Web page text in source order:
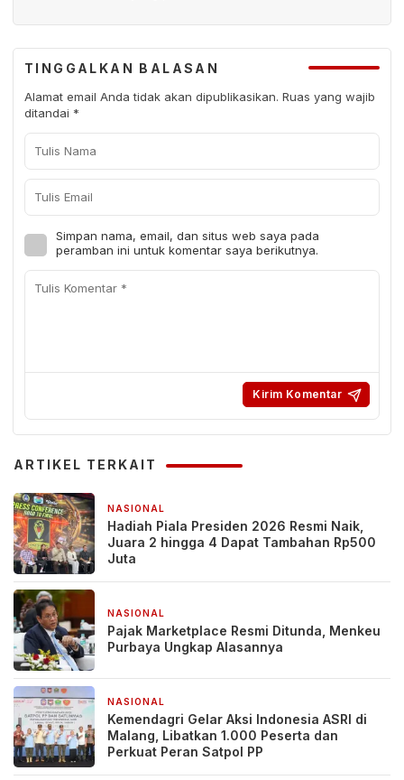
TINGGALKAN BALASAN
Alamat email Anda tidak akan dipublikasikan. Ruas yang wajib
ditandai *
Simpan nama, email, dan situs web saya pada
peramban ini untuk komentar saya berikutnya.
ARTIKEL TERKAIT
NASIONAL
Hadiah Piala Presiden 2026 Resmi Naik,
Juara 2 hingga 4 Dapat Tambahan Rp500
Juta
NASIONAL
Pajak Marketplace Resmi Ditunda, Menkeu
Purbaya Ungkap Alasannya
NASIONAL
Kemendagri Gelar Aksi Indonesia ASRI di
Malang, Libatkan 1.000 Peserta dan
Perkuat Peran Satpol PP